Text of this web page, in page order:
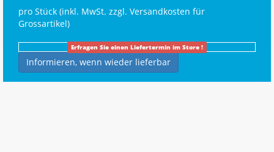
pro Stück (inkl. MwSt. zzgl. Versandkosten für
Grossartikel)
Erfragen Sie einen Liefertermin im Store !
Informieren, wenn wieder lieferbar